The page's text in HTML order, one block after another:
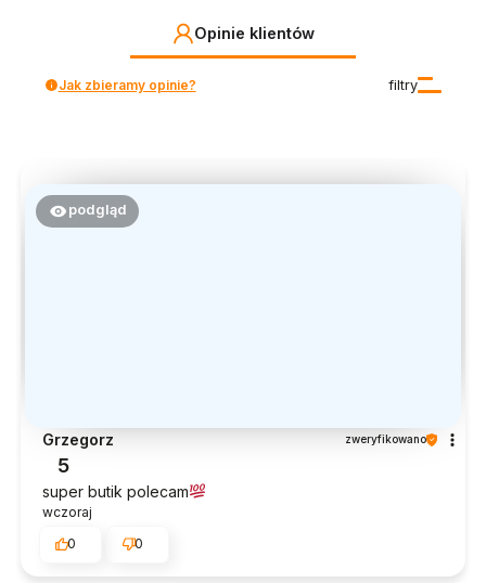
Opinie klientów
filtry
Jak zbieramy opinie?
podgląd
Grzegorz zweryfikowano
5
super butik polecam
wczoraj
0
0